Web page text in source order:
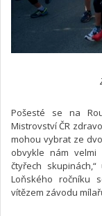
Pošesté se na
Mistrovství ČR
mohou vybrat ze
obvykle nám
čtyřech
Loňského ročníku
vítězem závodu